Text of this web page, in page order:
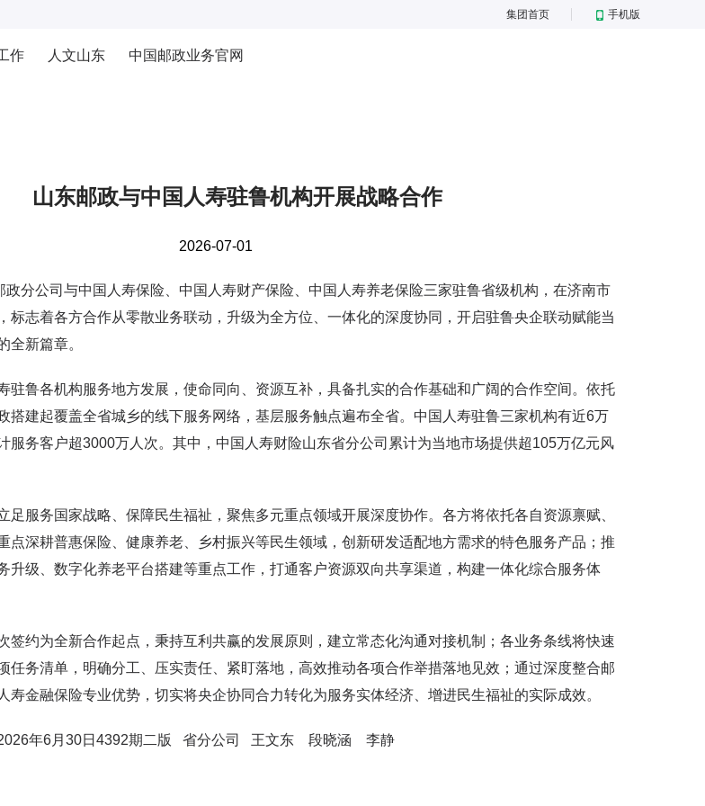
集团首页 手机版
作 人文山东 中国邮政业务官网
山东邮政与中国人寿驻鲁机构开展战略合作
2026-07-01
公司与中国人寿保险、中国人寿财产保险、中国人寿养老保险三家驻鲁省级机构，在济南市
标志着各方合作从零散业务联动，升级为全方位、一体化的深度协同，开启驻鲁央企联动赋能当
全新篇章。
鲁各机构服务地方发展，使命同向、资源互补，具备扎实的合作基础和广阔的合作空间。依托
搭建起覆盖全省城乡的线下服务网络，基层服务触点遍布全省。中国人寿驻鲁三家机构有近6万
服务客户超3000万人次。其中，中国人寿财险山东省分公司累计为当地市场提供超105万亿元风
服务国家战略、保障民生福祉，聚焦多元重点领域开展深度协作。各方将依托各自资源禀赋、
点深耕普惠保险、健康养老、乡村振兴等民生领域，创新研发适配地方需求的特色服务产品；推
升级、数字化养老平台搭建等重点工作，打通客户资源双向共享渠道，构建一体化综合服务体
约为全新合作起点，秉持互利共赢的发展原则，建立常态化沟通对接机制；各业务条线将快速
任务清单，明确分工、压实责任、紧盯落地，高效推动各项合作举措落地见效；通过深度整合邮
寿金融保险专业优势，切实将央企协同合力转化为服务实体经济、增进民生福祉的实际成效。
2026年6月30日4392期二版 省分公司 王文东 段晓涵 李静